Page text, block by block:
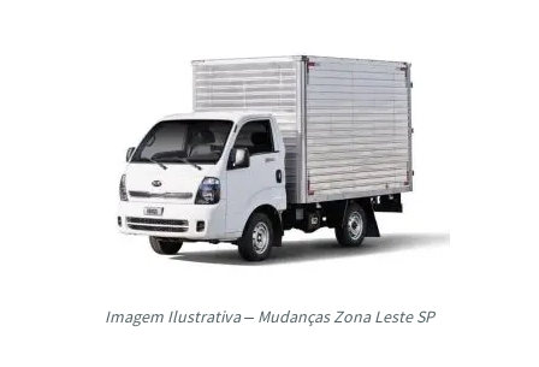
Imagem Ilustrativa – Mudanças Zona Leste SP